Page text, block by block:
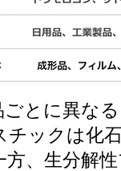
とに異な
ックは化
、生分解